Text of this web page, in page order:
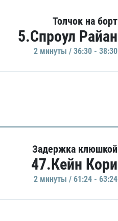
Толчок на борт
5.Спроул Райан
2 минуты / 36:30 - 38:30
Задержка клюшкой
47.Кейн Кори
2 минуты / 61:24 - 63:24